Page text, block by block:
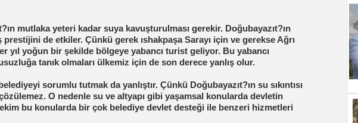
mutlaka yeteri kadar suya kavuşturulması gerekir. Doğubayazıt?ın
prestijini de etkiler. Çünkü gerek ıshakpaşa Sarayı için ve gerekse Ağrı
yıl yoğun bir şekilde bölgeye yabancı turist geliyor. Bu yabancı
tanık olmaları ülkemiz için de son derece yanlış olur.
sorumlu tutmak da yanlıştır. Çünkü Doğubayazıt?ın su sıkıntısı
O nedenle su ve altyapı gibi yaşamsal konularda devletin
bu konularda bir çok belediye devlet desteği ile benzeri hizmetleri